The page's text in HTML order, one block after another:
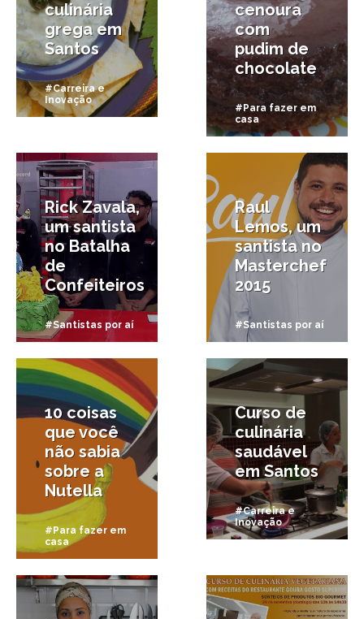
culinária
grega em
Santos
#Carreira e
Inovação
cenoura
com
pudim de
chocolate
#Para fazer em
casa
Rick Zavala,
um santista
no Batalha
de
Confeiteiros
#Santistas por aí
29/05/2015
Raul
Lemos, um
santista no
Masterchef
2015
#Santistas por aí
1/06/2014
10 coisas
que você
não sabia
sobre a
Nutella
#Para fazer em
casa
1/05/2014
Curso de
culinária
saudável
em Santos
#Carreira e
Inovação
14/12/2013